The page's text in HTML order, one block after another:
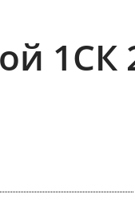
1СК